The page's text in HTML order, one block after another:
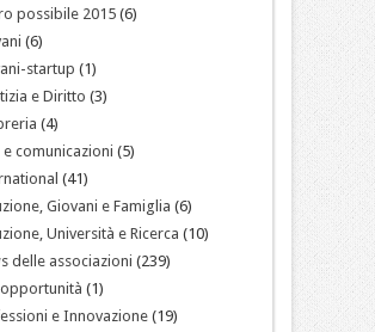
possibile 2015(6)
(6)
startup (1)
e Diritto (3)
(4)
comunicazioni (5)
(41)
Giovani e Famiglia (6)
Università e Ricerca (10)
delle associazioni (239)
(1)
e Innovazione(19)